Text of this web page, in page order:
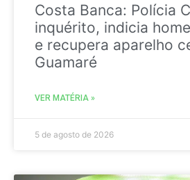
Costa Banca: Polícia
inquérito, indicia
e recupera aparelho
Guamaré
VER MATÉRIA »
5 de agosto de 2026